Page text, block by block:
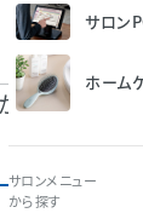
サロン
ホーム
サロンメニュー
から探す
要です。
共通IDのご登
だけます。